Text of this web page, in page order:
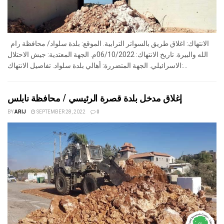
الله والبيرة. تاريخ الانتهاك: 06/10/2022م. الجهة المعتدية: جيش الاحتلال
الاسرائيلي. الجهة المتضررة: أهالي بلدة سلواد. تفاصيل الانتهاك:...
إغلاق مدخل بلدة قصرة الرئيسي / محافظة نابلس
BYARIJ SEPTEMBER 28, 2022 0